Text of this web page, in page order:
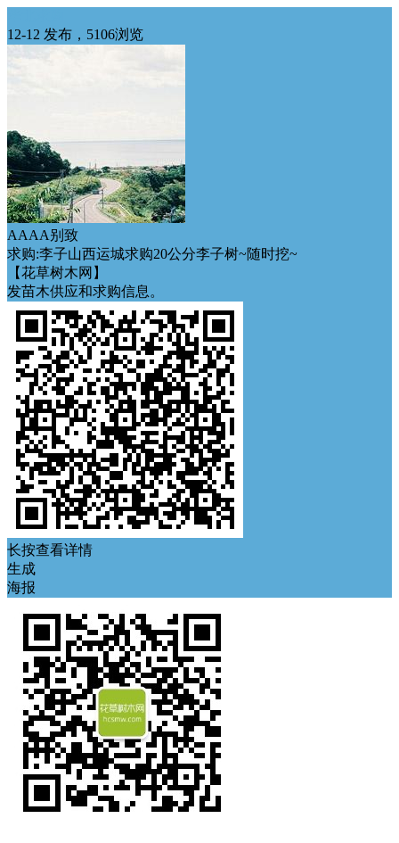
12-12 发布，5106浏览
AAAA别致
求购:李子山西运城求购20公分李子树~随时挖~
【花草树木网】
发苗木供应和求购信息。
长按查看详情
生成
海报